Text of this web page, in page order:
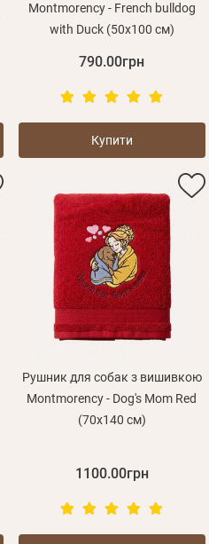
Montmorency - French bulldog
with Duck (50x100 см)
790.00грн
Купити
Рушник для собак з вишивкою
Montmorency - Dog's Mom Red
(70х140 см)
1100.00грн